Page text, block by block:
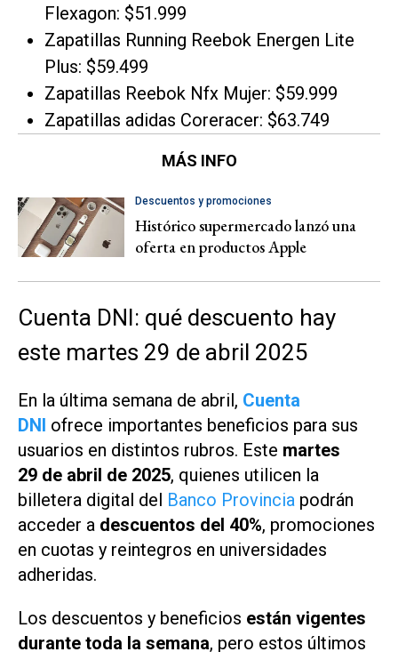
Flexagon: $51.999
Zapatillas Running Reebok Energen Lite
Plus: $59.499
Zapatillas Reebok Nfx Mujer: $59.999
Zapatillas adidas Coreracer: $63.749
MÁS INFO
Descuentos y promociones
Histórico supermercado lanzó una
oferta en productos Apple
Cuenta DNI: qué descuento hay
este martes 29 de abril 2025
En la última semana de abril, Cuenta
DNI ofrece importantes beneficios para sus
usuarios en distintos rubros. Este martes
29 de abril de 2025, quienes utilicen la
billetera digital del Banco Provincia podrán
acceder a descuentos del 40%, promociones
en cuotas y reintegros en universidades
adheridas.
Los descuentos y beneficios están vigentes
durante toda la semana, pero estos últimos